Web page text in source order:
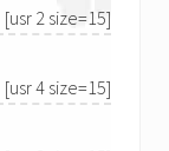
[usr 2 size=15]
[usr 4 size=15]